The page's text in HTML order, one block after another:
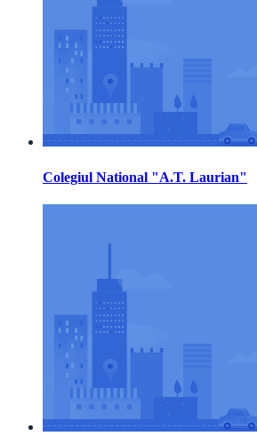
Colegiul National "A.T. Laurian"